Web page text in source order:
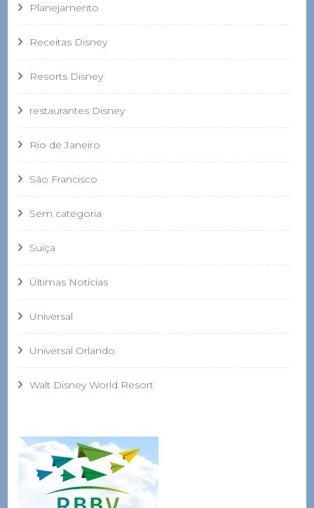
Planejamento
Receitas Disney
Resorts Disney
restaurantes Disney
Rio de Janeiro
São Francisco
Sem categoria
Suíça
Últimas Notícias
Universal
Universal Orlando
Walt Disney World Resort